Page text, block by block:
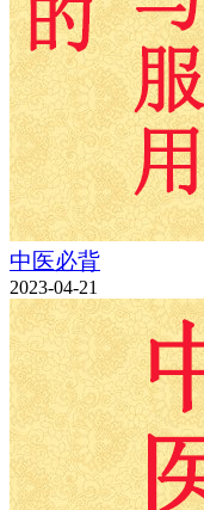
中医必背
2023-04-21